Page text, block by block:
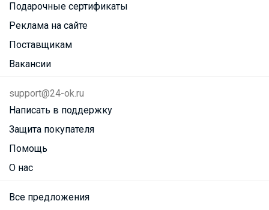
Подарочные сертификаты
Реклама на сайте
Поставщикам
Вакансии
support@24-ok.ru
Написать в поддержку
Защита покупателя
Помощь
О нас
Все предложения